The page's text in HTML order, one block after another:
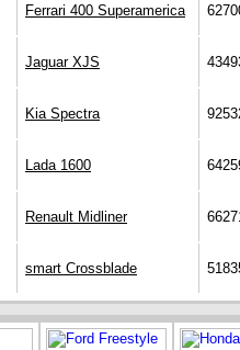
Ferrari 400 Superamerica
Jaguar XJS
Kia Spectra
Lada 1600
Renault Midliner
smart Crossblade